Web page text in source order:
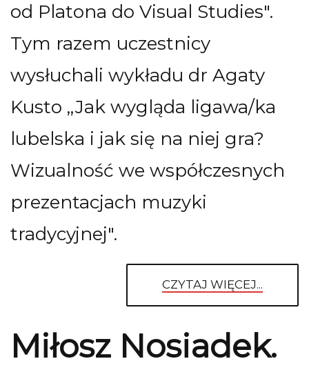
od Platona do Visual Studies".
Tym razem uczestnicy
wysłuchali wykładu dr Agaty
Kusto ,,Jak wygląda ligawa/ka
lubelska i jak się na niej gra?
Wizualność we współczesnych
prezentacjach muzyki
tradycyjnej".
CZYTAJ WIĘCEJ...
Miłosz Nosiadek.